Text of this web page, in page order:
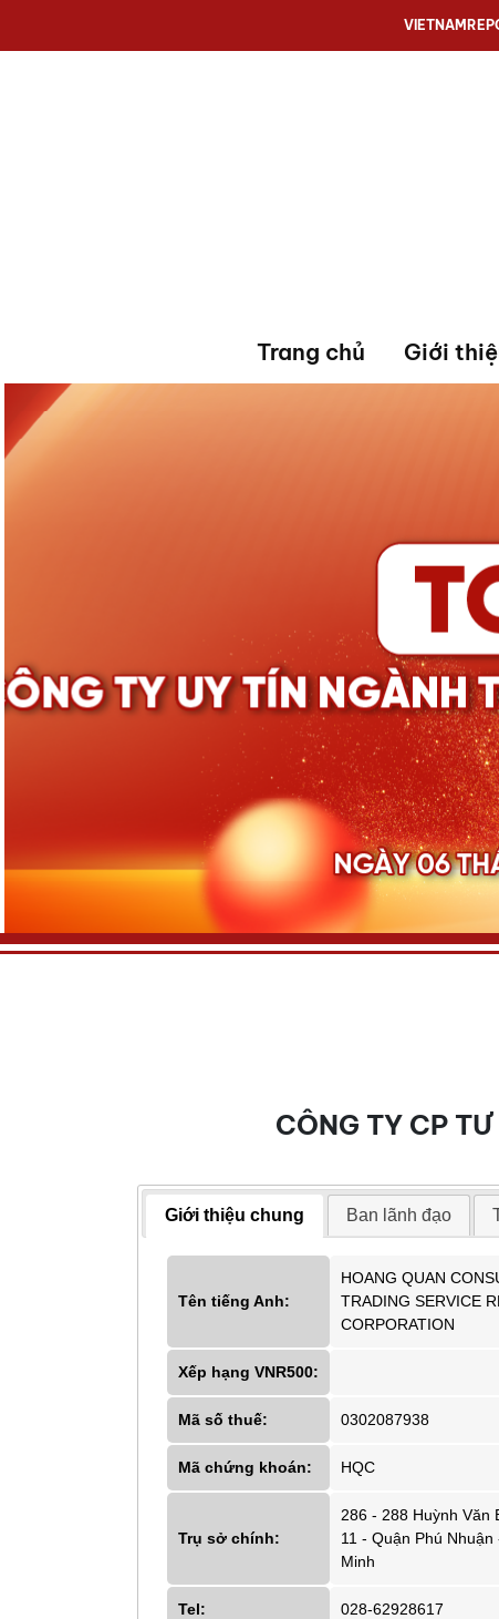
Trang chủ Giới
CÔNG TY CP
Giới thiệu chung Ban lãnh đạo
Tên tiếng Anh:
HOANG QUAN
TRADING SERVICE
CORPORATION
Xếp hạng VNR500:
Mã số thuế: 0302087938
Mã chứng khoán: HQC
Trụ sở chính:
286 - 288 Huỳnh Văn
11 - Quận Phú Nhuận
Minh
Tel: 028-62928617